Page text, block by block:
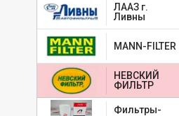
ЛААЗ г.
Ливны
MANN-FILTER
НЕВСКИЙ
ФИЛЬТР
Фильтры-